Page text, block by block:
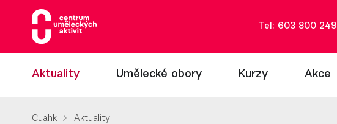
Tel: 603 800 249
Aktuality Umělecké obory Kurzy Akce
Cuahk Aktuality